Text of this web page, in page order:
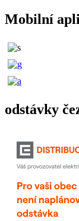
Mobilní
odstávky